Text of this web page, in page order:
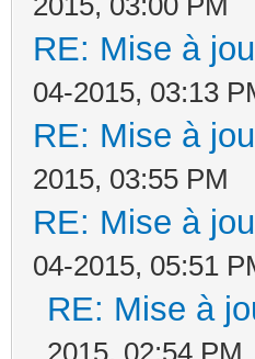
RE: Mise à
04-2015, 03:13
RE: Mise à
2015, 03:55 PM
RE: Mise à
04-2015, 05:51
RE: Mise à
2015, 02:54 PM